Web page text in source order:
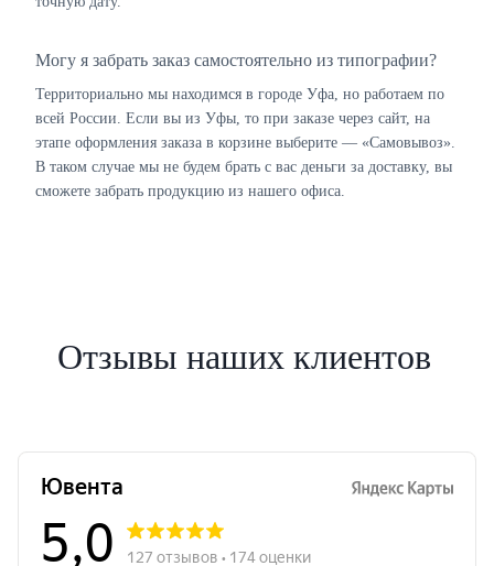
Могу я забрать заказ самостоятельно из типографии?
Территориально мы находимся в городе Уфа, но работаем по
всей России. Если вы из Уфы, то при заказе через сайт, на
этапе оформления заказа в корзине выберите — «Самовывоз».
В таком случае мы не будем брать с вас деньги за доставку, вы
сможете забрать продукцию из нашего офиса.
Отзывы наших клиентов